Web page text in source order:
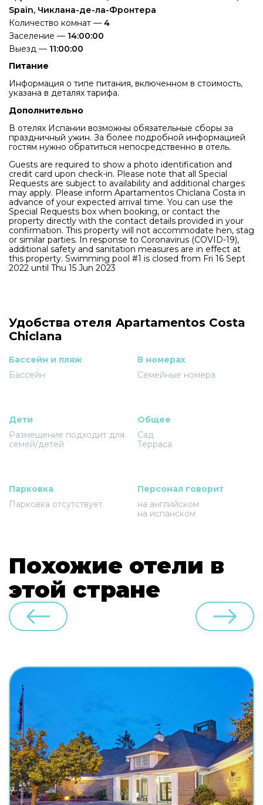
Spain, Чиклана-де-ла-Фронтера
Количество комнат — 4
Заселение — 14:00:00
Выезд — 11:00:00
Питание
Информация о типе питания, включенном в стоимость,
указана в деталях тарифа.
Дополнительно
В отелях Испании возможны обязательные сборы за
праздничный ужин. За более подробной информацией
гостям нужно обратиться непосредственно в отель.
Guests are required to show a photo identification and
credit card upon check-in. Please note that all Special
Requests are subject to availability and additional charges
may apply. Please inform Apartamentos Chiclana Costa in
advance of your expected arrival time. You can use the
Special Requests box when booking, or contact the
property directly with the contact details provided in your
confirmation. This property will not accommodate hen, stag
or similar parties. In response to Coronavirus (COVID-19),
additional safety and sanitation measures are in effect at
this property. Swimming pool #1 is closed from Fri 16 Sept
2022 until Thu 15 Jun 2023
Удобства отеля Apartamentos Costa
Chiclana
Бассейн и пляж
Бассейн
В номерах
Семейные номера
Дети
Размещение подходит для
семей/детей
Общее
Сад
Терраса
Парковка
Парковка отсутствует
Персонал говорит
на английском
на испанском
Похожие отели в
этой стране